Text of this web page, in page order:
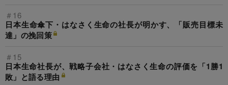
＃16
日本生命傘下・はなさく生命の社長が明かす、「販売目標未
達」の挽回策
＃15
日本生命社長が、戦略子会社・はなさく生命の評価を「1勝1
敗」と語る理由